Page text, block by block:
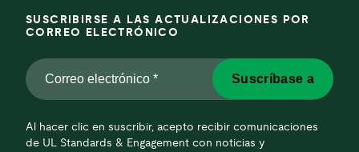
SUSCRIBIRSE A LAS ACTUALIZACIONES POR
CORREO ELECTRÓNICO
Correo
electrónico
Al hacer clic en suscribir, acepto recibir comunicaciones
de UL Standards & Engagement con noticias y
Suscríbase a